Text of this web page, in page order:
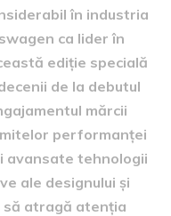
în industria
ca lider în
ediție specială
de la debutul
mărcii
performanței
avansate tehnologii
ale designului și
să atragă atenția